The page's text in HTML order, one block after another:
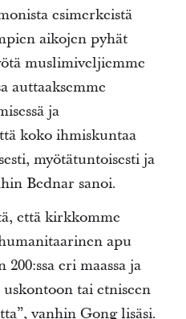
esimerkeistä
aikojen pyhät
muslimiveljiemme
auttaaksemme
ja
koko ihmiskuntaa
myötätuntoisesti ja
Bednar sanoi.
että kirkkomme
apu
eri maassa ja
tai etniseen
vanhin Gong lisäsi.